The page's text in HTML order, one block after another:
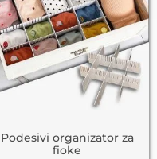
Podesivi organizator za
fioke